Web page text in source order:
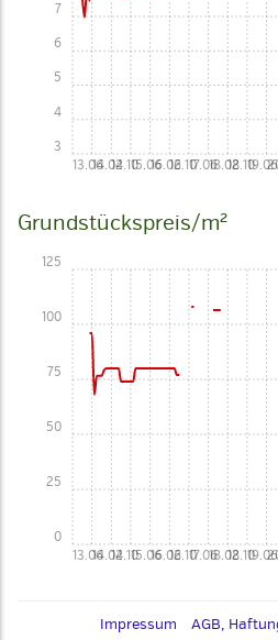
13.0614.0214.1015.0616.0216.1017.0618.0218.1019.06
3
4
5
6
7
Grundstückspreis/m²
13.0614.0214.1015.0616.0216.1017.0618.0218.1019.06
0
25
50
75
100
125
Impressum AGB,